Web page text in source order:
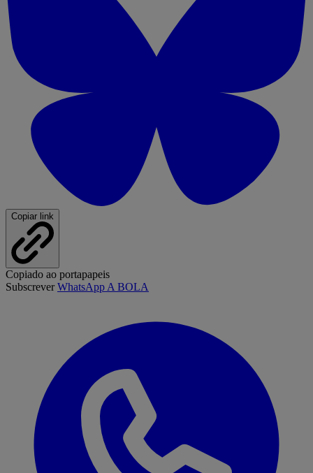
Copiar link
Copiado ao portapapeis
SubscreverWhatsApp A BOLA